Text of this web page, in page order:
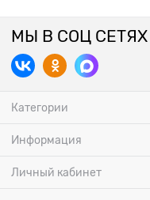
МЫ В СОЦ СЕТЯХ
Категории
Информация
Личный кабинет